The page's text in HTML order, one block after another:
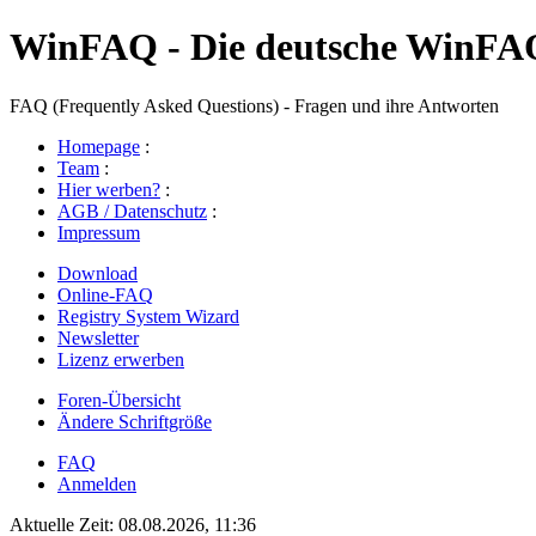
WinFAQ - Die deutsche
FAQ (Frequently Asked Questions) - Fragen und ihre Antworten
Homepage :
Team :
Hier werben? :
AGB / Datenschutz :
Impressum
Download
Online-FAQ
Registry System Wizard
Newsletter
Lizenz erwerben
Foren-Übersicht
Ändere Schriftgröße
FAQ
Anmelden
Aktuelle Zeit: 08.08.2026, 11:36